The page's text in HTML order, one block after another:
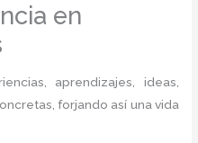
en
aprendizajes, ideas,
forjando así una vida